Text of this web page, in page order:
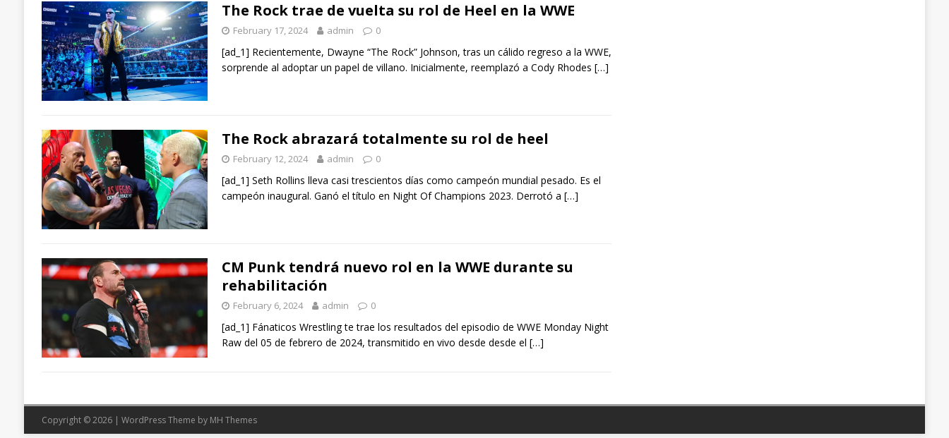
The Rock trae de vuelta su rol de Heel en la WWE
February 17, 2024 admin 0
[ad_1] Recientemente, Dwayne “The Rock” Johnson, tras un cálido regreso a la WWE,
sorprende al adoptar un papel de villano. Inicialmente, reemplazó a Cody Rhodes […]
The Rock abrazará totalmente su rol de heel
February 12, 2024 admin 0
[ad_1] Seth Rollins lleva casi trescientos días como campeón mundial pesado. Es el
campeón inaugural. Ganó el título en Night Of Champions 2023. Derrotó a […]
CM Punk tendrá nuevo rol en la WWE durante su
rehabilitación
February 6, 2024 admin 0
[ad_1] Fánaticos Wrestling te trae los resultados del episodio de WWE Monday Night
Raw del 05 de febrero de 2024, transmitido en vivo desde desde el […]
Copyright © 2026 | WordPress Theme by MH Themes